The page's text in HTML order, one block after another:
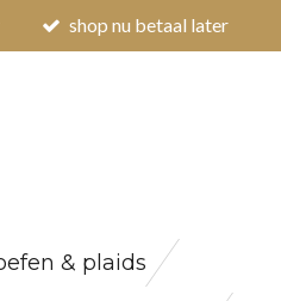
shop nu betaal later
& plaids